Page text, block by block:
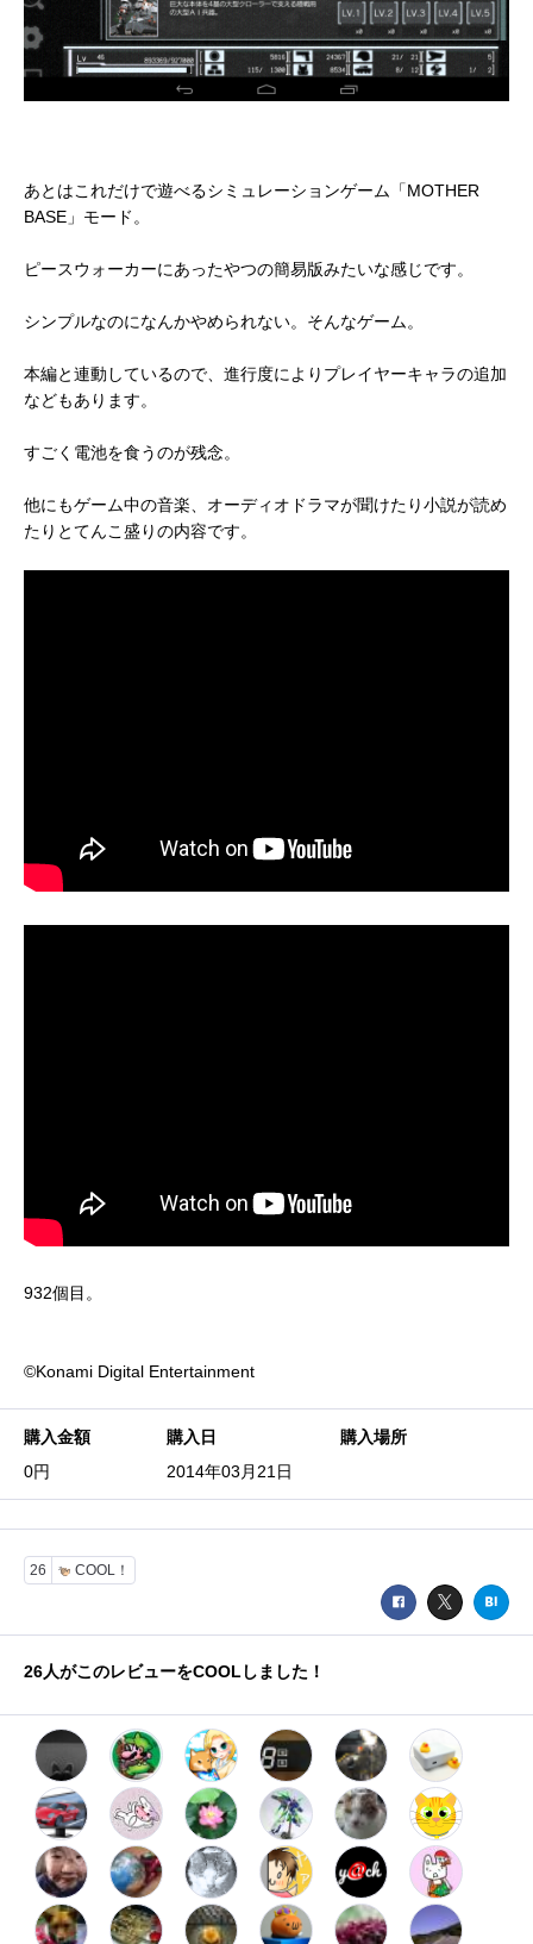
あとはこれだけで遊べるシミュレーションゲーム「MOTHER
BASE」モード。
ピースウォーカーにあったやつの簡易版みたいな感じです。
シンプルなのになんかやめられない。そんなゲーム。
本編と連動しているので、進行度によりプレイヤーキャラの追加
などもあります。
すごく電池を食うのが残念。
他にもゲーム中の音楽、オーディオドラマが聞けたり小説が読め
たりとてんこ盛りの内容です。
932個目。
©Konami Digital Entertainment
購入金額
0円
購入日
2014年03月21日
購入場所
26 COOL！
26人がこのレビューをCOOLしました！